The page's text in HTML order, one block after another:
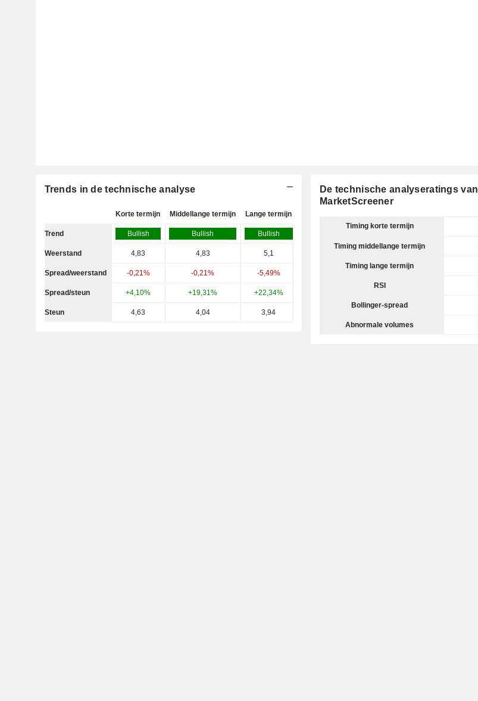
Trends in de technische analyse
Korte termijn Middellange termijn Lange termijn
Trend Bullish Bullish Bullish
Weerstand 4,83 4,83 5,1
Spread/weerstand -0,21% -0,21% -5,49%
Spread/steun +4,10% +19,31% +22,34%
Steun 4,63 4,04 3,94
De technische analyseratings van
MarketScreener
Timing korte termijn
Timing middellange termijn
Timing lange termijn
RSI
Bollinger-spread
Abnormale volumes